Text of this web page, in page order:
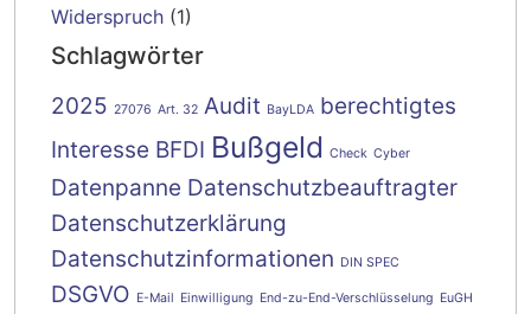
Widerspruch (1)
Schlagwörter
2025 27076 Art. 32 Audit BayLDA berechtigtes
Interesse BFDI Bußgeld Check Cyber
Datenpanne Datenschutzbeauftragter
Datenschutzerklärung
Datenschutzinformationen DIN SPEC
DSGVO E-Mail Einwilligung End-zu-End-Verschlüsselung EuGH